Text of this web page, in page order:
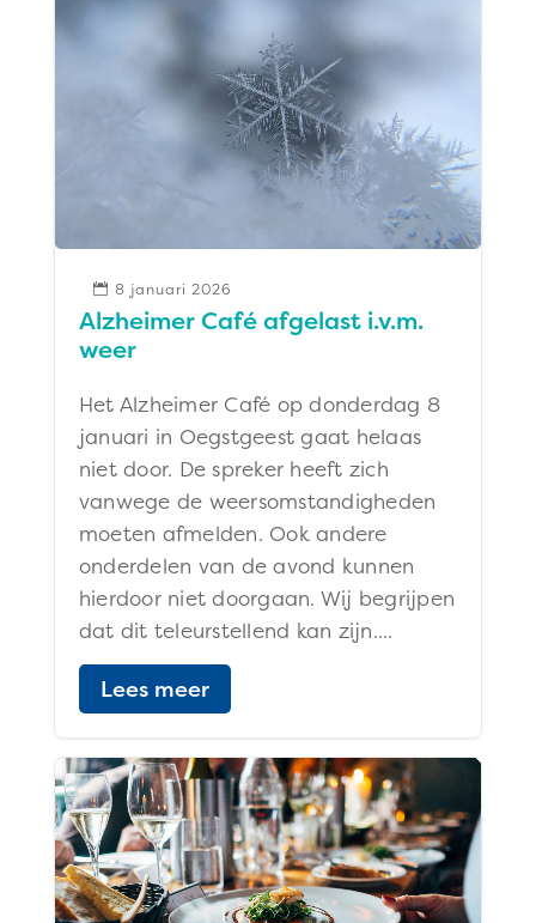
Alzheimer Café afgelast i.v.m.
weer
Het Alzheimer Café op donderdag 8
januari in Oegstgeest gaat helaas
niet door. De spreker heeft zich
vanwege de weersomstandigheden
moeten afmelden. Ook andere
onderdelen van de avond kunnen
hierdoor niet doorgaan. Wij begrijpen
dat dit teleurstellend kan zijn....
Lees meer
 8 januari 2026